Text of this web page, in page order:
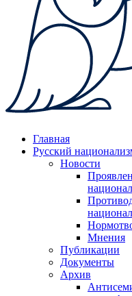
Главная
Русский
Новости
Мнения
Публикации
Документы
Архив